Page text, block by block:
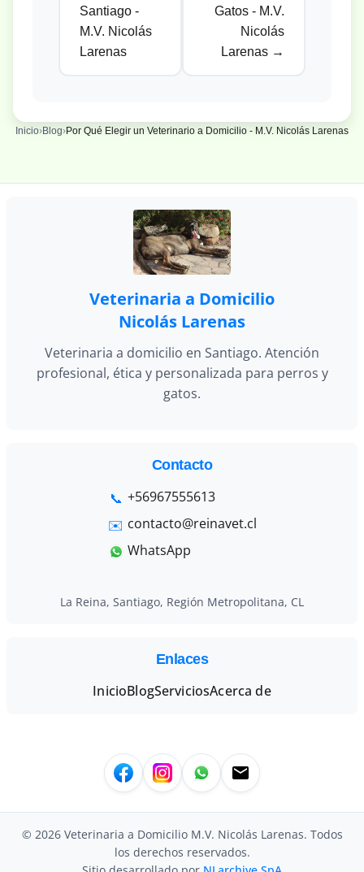
Santiago -
M.V. Nicolás
Larenas
Gatos - M.V.
Nicolás
Larenas →
Inicio›Blog›Por Qué Elegir un Veterinario a Domicilio - M.V. Nicolás Larenas
Veterinaria a Domicilio
Nicolás Larenas
Veterinaria a domicilio en Santiago. Atención
profesional, ética y personalizada para perros y
gatos.
Enlaces
InicioBlogServiciosAcerca de
Contacto
+56967555613
contacto@reinavet.cl
WhatsApp
La Reina, Santiago, Región Metropolitana, CL
FacebookInstagram
WhatsApp
Email
© 2026 Veterinaria a Domicilio M.V. Nicolás Larenas. Todos
los derechos reservados.